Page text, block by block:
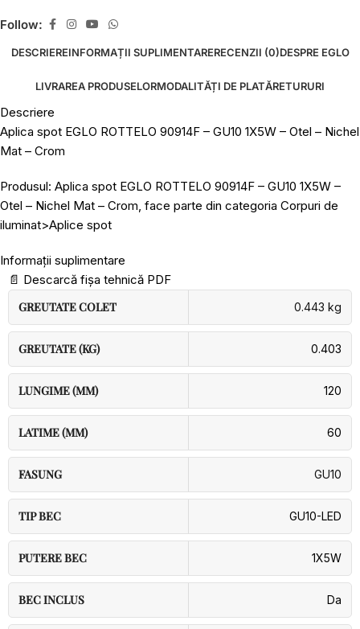
Follow:
DESCRIEREINFORMAȚII SUPLIMENTARERECENZII (0)DESPRE EGLO
LIVRAREA PRODUSELORMODALITĂȚI DE PLATĂRETURURI
Descriere
Aplica spot EGLO ROTTELO 90914F – GU10 1X5W – Otel – Nichel
Mat – Crom
Produsul: Aplica spot EGLO ROTTELO 90914F – GU10 1X5W –
Otel – Nichel Mat – Crom, face parte din categoria Corpuri de
iluminat>Aplice spot
Informații suplimentare
📄 Descarcă fișa tehnică PDF
GREUTATE COLET
0.443 kg
GREUTATE (KG) 0.403
LUNGIME (MM) 120
LATIME (MM) 60
FASUNG GU10
TIP BEC GU10-LED
PUTERE BEC 1X5W
BEC INCLUS Da